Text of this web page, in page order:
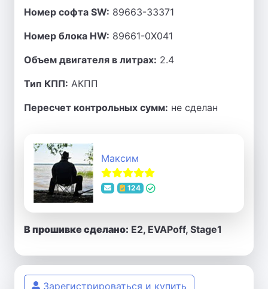
Номер софта SW: 89663-33371
Номер блока HW: 89661-0X041
Объем двигателя в литрах: 2.4
Тип КПП: АКПП
Пересчет контрольных сумм: не сделан
Максим
124
В прошивке сделано: E2, EVAPoff, Stage1
Зарегистрироваться и купить